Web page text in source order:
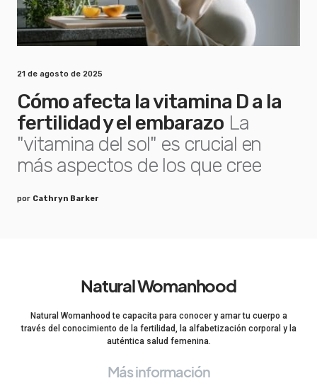
21 de agosto de 2025
Cómo afecta la vitamina D a la
fertilidad y el embarazo La
"vitamina del sol" es crucial en
más aspectos de los que cree
por Cathryn Barker
Natural Womanhood
Natural Womanhood te capacita para conocer y amar tu cuerpo a
través del conocimiento de la fertilidad, la alfabetización corporal y la
auténtica salud femenina.
Más información